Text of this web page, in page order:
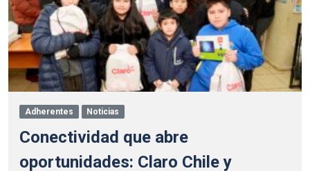
Adherentes Noticias
Conectividad que abre
oportunidades: Claro Chile y